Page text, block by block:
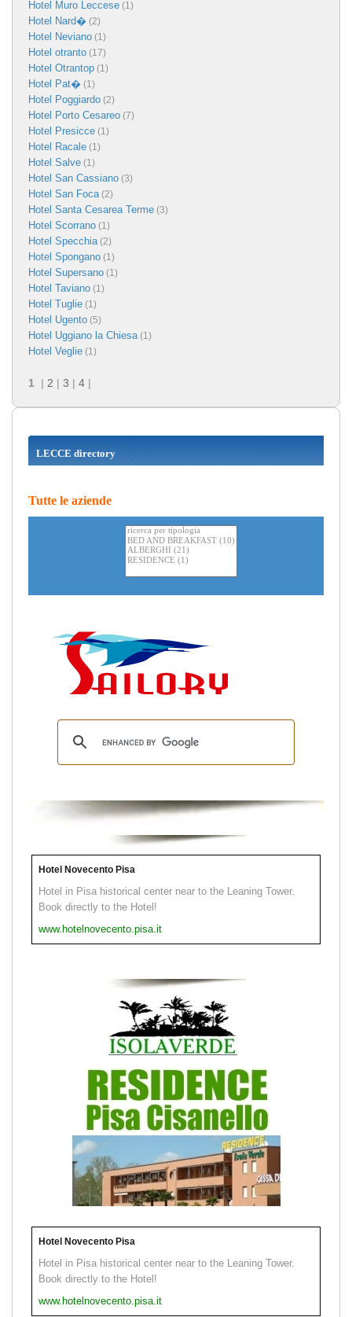
Hotel Muro Leccese (1)
Hotel Nard� (2)
Hotel Neviano (1)
Hotel otranto (17)
Hotel Otrantop (1)
Hotel Pat� (1)
Hotel Poggiardo (2)
Hotel Porto Cesareo (7)
Hotel Presicce (1)
Hotel Racale (1)
Hotel Salve (1)
Hotel San Cassiano (3)
Hotel San Foca(2)
Hotel Santa Cesarea Terme (3)
Hotel Scorrano (1)
Hotel Specchia(2)
Hotel Spongano (1)
Hotel Supersano (1)
Hotel Taviano (1)
Hotel Tuglie (1)
Hotel Ugento (5)
Hotel Uggiano la Chiesa(1)
Hotel Veglie (1)
1 | 2 | 3 | 4 |
LECCE directory
Tutte le aziende
Hotel Novecento Pisa
Hotel in Pisa historical center near to the Leaning Tower.
Book directly to the Hotel!
www.hotelnovecento.pisa.it
Hotel Novecento Pisa
Hotel in Pisa historical center near to the Leaning Tower.
Book directly to the Hotel!
www.hotelnovecento.pisa.it